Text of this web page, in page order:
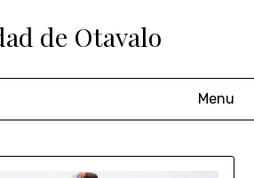
de Otavalo
Menu